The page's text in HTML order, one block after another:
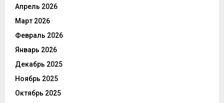
Апрель 2026
Март 2026
Февраль 2026
Январь 2026
Декабрь 2025
Ноябрь 2025
Октябрь 2025